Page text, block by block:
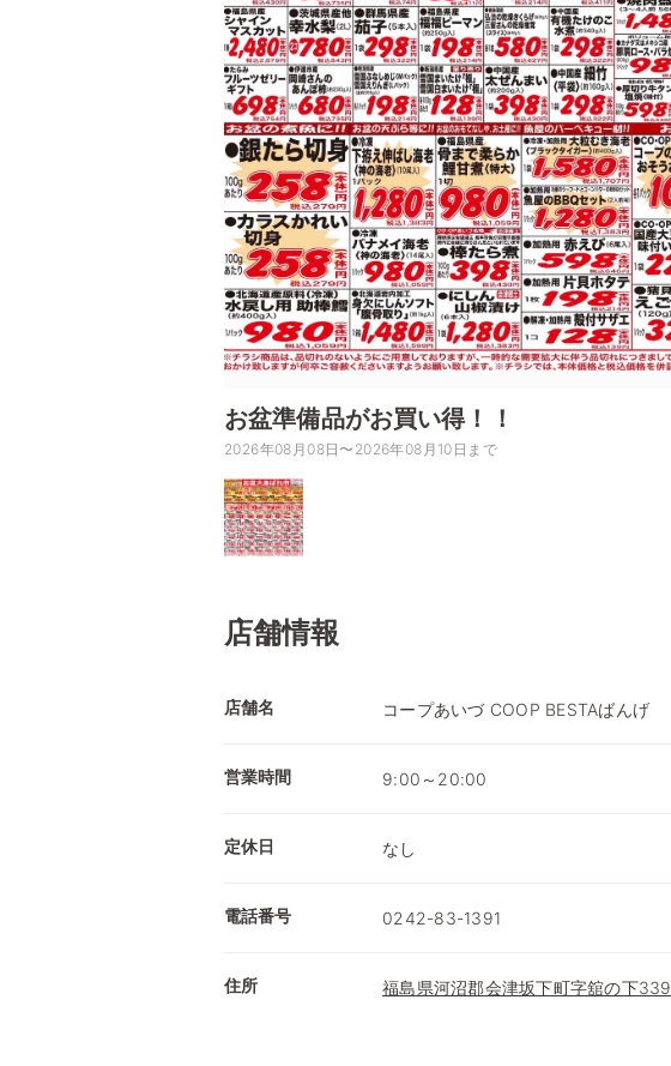
お盆準備品がお買い得！！
2026年08月08日〜2026年08月10日まで
店舗情報
店舗名 コープあいづ COOP BESTAばんげ
営業時間 9:00～20:00
定休日 なし
電話番号 0242-83-1391
住所 福島県河沼郡会津坂下町字舘の下339